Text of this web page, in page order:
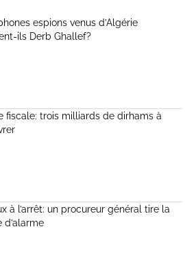
espions venus d’Algérie
ils Derb Ghallef?
fiscale: trois milliards de dirhams à
à l’arrêt: un procureur général tire la
d’alarme